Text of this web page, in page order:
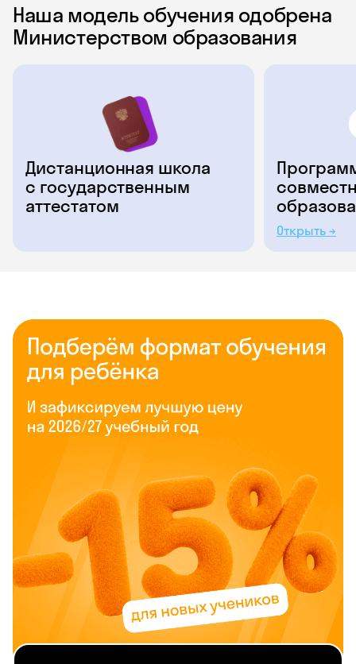
Наша модель обучения одобрена
Министерством образования
Дистанционная школа
с государственным
аттестатом
Открыть →